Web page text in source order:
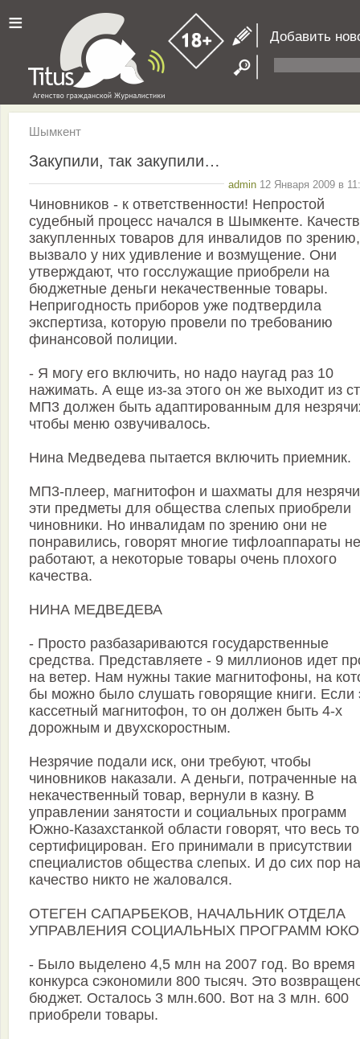
≡ Добавить
Шымкент
Закупили, так закупили…
admin 12 Января 2009 в
Чиновников - к ответственности! Непростой
судебный процесс начался в Шымкенте.
закупленных товаров для инвалидов по зрению,
вызвало у них удивление и возмущение. Они
утверждают, что госслужащие приобрели на
бюджетные деньги некачественные товары.
Непригодность приборов уже подтвердила
экспертиза, которую провели по требованию
финансовой полиции.
- Я могу его включить, но надо наугад раз 10
нажимать. А еще из-за этого он же выходит из
МП3 должен быть адаптированным для
чтобы меню озвучивалось.
Нина Медведева пытается включить приемник.
МП3-плеер, магнитофон и шахматы для
эти предметы для общества слепых приобрели
чиновники. Но инвалидам по зрению они не
понравились, говорят многие тифлоаппараты не
работают, а некоторые товары очень плохого
качества.
НИНА МЕДВЕДЕВА
- Просто разбазариваются государственные
средства. Представляете - 9 миллионов идет
на ветер. Нам нужны такие магнитофоны, на
бы можно было слушать говорящие книги. Если
кассетный магнитофон, то он должен быть 4-х
дорожным и двухскоростным.
Незрячие подали иск, они требуют, чтобы
чиновников наказали. А деньги, потраченные на
некачественный товар, вернули в казну. В
управлении занятости и социальных программ
Южно-Казахстанкой области говорят, что весь
сертифицирован. Его принимали в присутствии
специалистов общества слепых. И до сих пор на
качество никто не жаловался.
ОТЕГЕН САПАРБЕКОВ, НАЧАЛЬНИК ОТДЕЛА
УПРАВЛЕНИЯ СОЦИАЛЬНЫХ ПРОГРАММ
- Было выделено 4,5 млн на 2007 год. Во время
конкурса сэкономили 800 тысяч. Это
бюджет. Осталось 3 млн.600. Вот на 3 млн. 600
приобрели товары.